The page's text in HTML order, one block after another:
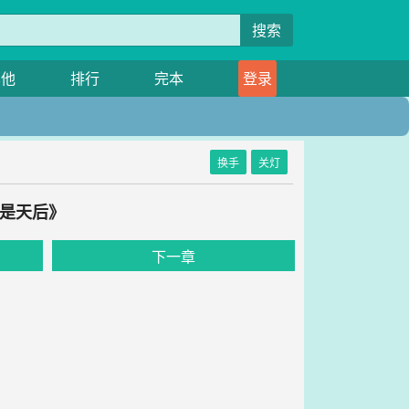
搜索
排行 完本
登录
换手 关灯
天后》
下一章